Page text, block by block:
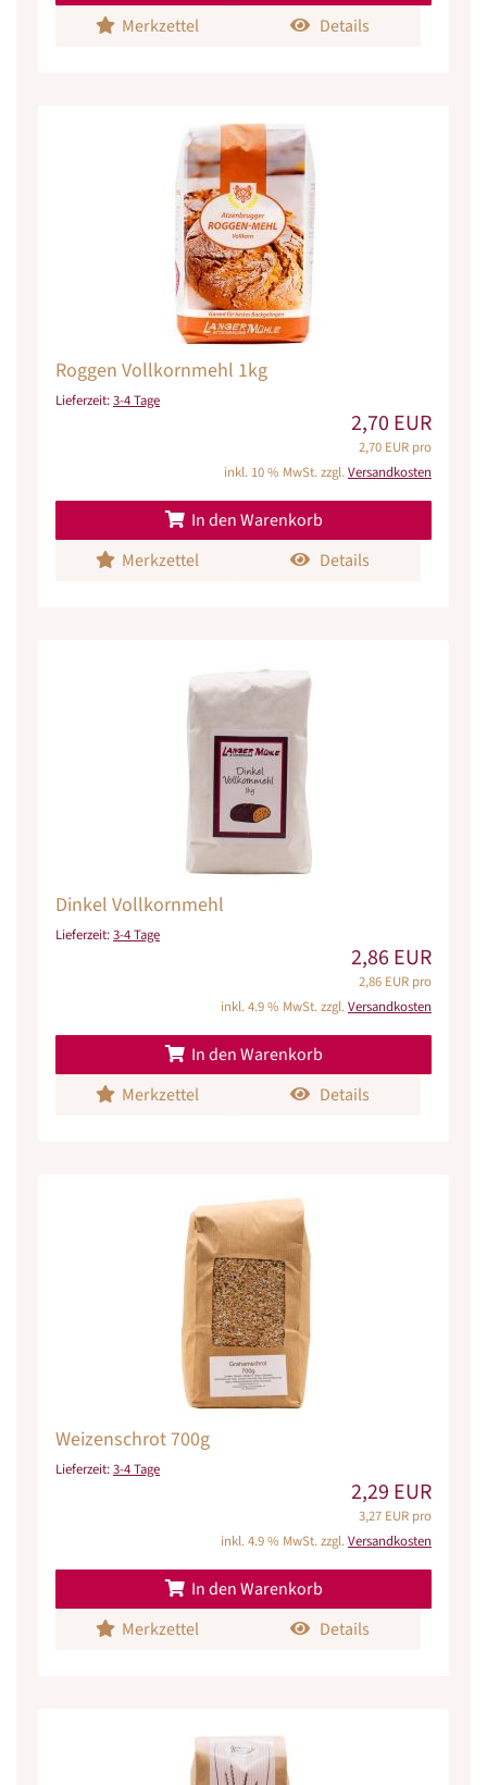
Merkzettel Details
Roggen Vollkornmehl 1kg
Lieferzeit:3-4 Tage
2,70 EUR
2,70 EUR pro
inkl. 10 % MwSt. zzgl.Versandkosten
In den Warenkorb
Merkzettel
Details
Dinkel Vollkornmehl
Lieferzeit:3-4 Tage
2,86 EUR
2,86 EUR pro
inkl. 4.9 % MwSt. zzgl.Versandkosten
In den Warenkorb
Merkzettel
Details
Weizenschrot 700g
Lieferzeit:3-4 Tage
2,29 EUR
3,27 EUR pro
inkl. 4.9 % MwSt. zzgl.Versandkosten
In den Warenkorb
Merkzettel
Details